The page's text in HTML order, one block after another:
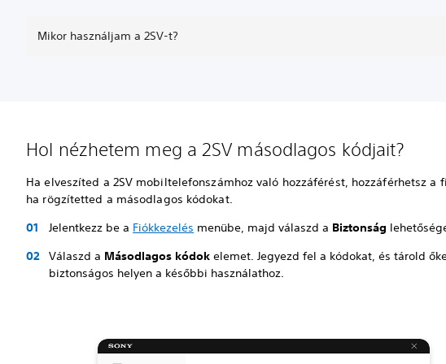
Mikor használjam a 2SV-t?
Hol nézhetem meg a 2SV másodlagos kódjait?
Ha elveszíted a 2SV mobiltelefonszámhoz való hozzáférést, hozzáférhetsz a
ha rögzítetted a másodlagos kódokat.
Jelentkezz be a Fiókkezelés menübe, majd válaszd a Biztonság
Válaszd a Másodlagos kódok elemet. Jegyezd fel a kódokat, és tárold
biztonságos helyen a későbbi használathoz.